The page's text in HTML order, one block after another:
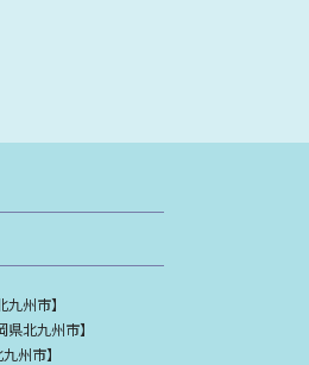
州市】
北九州市】
州市】